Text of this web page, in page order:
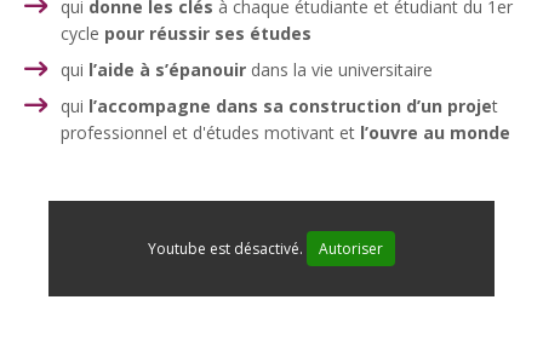
qui donne les clés à chaque étudiante et étudiant du 1er
cycle pour réussir ses études
qui l’aide à s’épanouir dans la vie universitaire
qui l’accompagne dans sa construction d’un projet
professionnel et d'études motivant et l’ouvre au monde
Youtube est désactivé. Autoriser